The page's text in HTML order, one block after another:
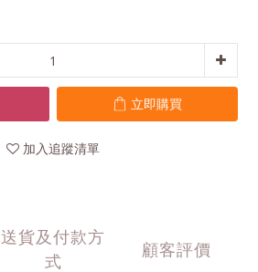
立即購買
加入追蹤清單
送貨及付款方
式
顧客評價